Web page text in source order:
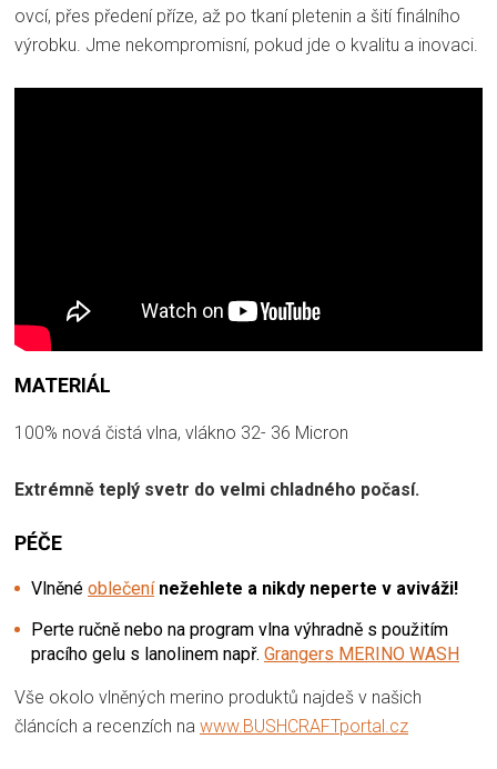
ovcí, přes předení příze, až po tkaní pletenin a šití finálního
výrobku. Jme nekompromisní, pokud jde o kvalitu a inovaci.
MATERIÁL
100% nová čistá vlna, vlákno 32- 36 Micron
Extrémně teplý svetr do velmi chladného počasí.
PÉČE
Vlněné oblečení nežehlete a nikdy neperte v aviváži!
Perte ručně nebo na program vlna výhradně s použitím
pracího gelu s lanolinem např. Grangers MERINO WASH
Vše okolo vlněných merino produktů najdeš v našich
článcích a recenzích na www.BUSHCRAFTportal.cz